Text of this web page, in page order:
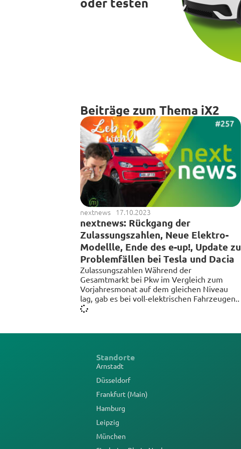
Beiträge zum Thema iX2
nextnews 17.10.2023
nextnews: Rückgang der
Zulassungszahlen, Neue Elektro-
Modellle, Ende des e-up!, Update zu
Problemfällen bei Tesla und Dacia
Zulassungszahlen Während der
Gesamtmarkt bei Pkw im Vergleich zum
Vorjahresmonat auf dem gleichen Niveau
lag, gab es bei voll-elektrischen Fahrzeugen..
Standorte
Arnstadt
Düsseldorf
Frankfurt (Main)
Hamburg
Leipzig
München